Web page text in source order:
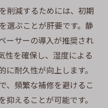
削減するためには、初期
選ぶことが肝要です。静
ーサーの導入が推奨され
性を確保し、湿度による
耐久性が向上します。
、頻繁な補修を避けるこ
抑えることが可能です。